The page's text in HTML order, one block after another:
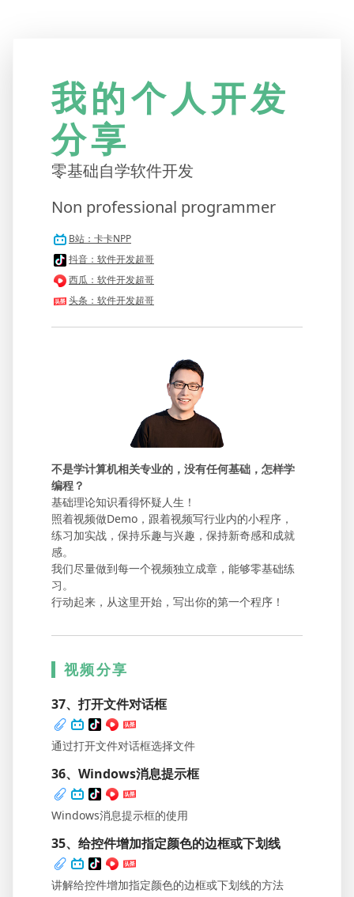
我的个人开发
分享
零基础自学软件开发
Non professional programmer
B站：卡卡NPP
抖音：软件开发超哥
西瓜：软件开发超哥
头条：软件开发超哥
不是学计算机相关专业的，没有任何基础，怎样学
编程？
基础理论知识看得怀疑人生！
照着视频做Demo，跟着视频写行业内的小程序，
练习加实战，保持乐趣与兴趣，保持新奇感和成就
感。
我们尽量做到每一个视频独立成章，能够零基础练
习。
行动起来，从这里开始，写出你的第一个程序！
视频分享
37、打开文件对话框
通过打开文件对话框选择文件
36、Windows消息提示框
Windows消息提示框的使用
35、给控件增加指定颜色的边框或下划线
讲解给控件增加指定颜色的边框或下划线的方法